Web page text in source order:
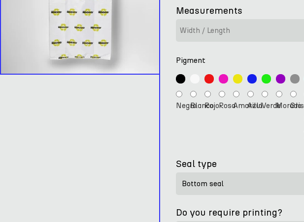
Measurements
Pigment
NegroBlanco
RojoRosaAmarillo
AzulVerdeMorado
Gris
Seal type
Do you require printing?